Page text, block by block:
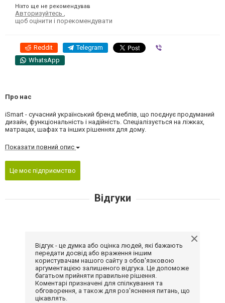
Ніхто ще не рекомендував
Авторизуйтесь
щоб оцінити і порекомендувати
Reddit Telegram
WhatsApp
Про нас
iSmart - сучасний український бренд меблів, що поєднує продуманий
дизайн, функціональність і надійність. Спеціалізується на ліжках,
матрацах, шафах та інших рішеннях для дому.
Показати повний опис
Це моє підприємство
Відгуки
Відгук - це думка або оцінка людей, які бажають
передати досвід або враження іншим
користувачам нашого сайту з обов'язковою
аргументацією залишеного відгука. Це допоможе
багатьом прийняти правильне рішення.
Коментарі призначені для спілкування та
обговорення, а також для роз'яснення питань, що
цікавлять.